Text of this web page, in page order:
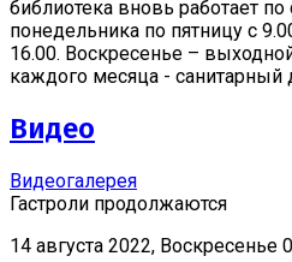
библиотека вновь работает
понедельника по пятницу с
16.00. Воскресенье –
каждого месяца - санитарный
Видео
Видеогалерея
Гастроли продолжаются
14 августа 2022, Воскресенье